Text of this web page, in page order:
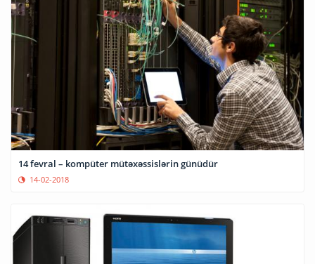
14 fevral – kompüter mütəxəssislərin günüdür
14-02-2018